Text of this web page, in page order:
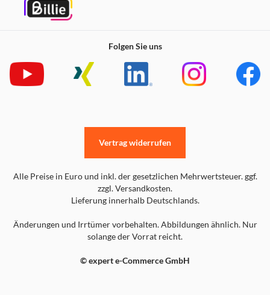
Folgen Sie uns
Alle Preise in Euro und inkl. der gesetzlichen Mehrwertsteuer. ggf.
zzgl. Versandkosten.
Lieferung innerhalb Deutschlands.
Änderungen und Irrtümer vorbehalten. Abbildungen ähnlich. Nur
solange der Vorrat reicht.
© expert e-Commerce GmbH
Vertrag widerrufen